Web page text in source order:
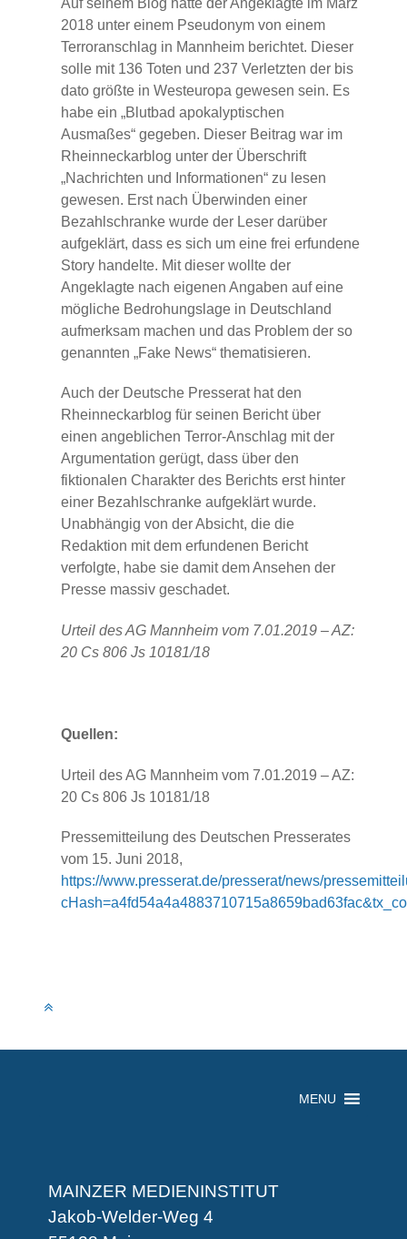
2018 unter einem Pseudonym von einem
Terroranschlag in Mannheim berichtet. Dieser
solle mit 136 Toten und 237 Verletzten der bis
dato größte in Westeuropa gewesen sein. Es
habe ein „Blutbad apokalyptischen
Ausmaßes“ gegeben. Dieser Beitrag war im
Rheinneckarblog unter der Überschrift
„Nachrichten und Informationen“ zu lesen
gewesen. Erst nach Überwinden einer
Bezahlschranke wurde der Leser darüber
aufgeklärt, dass es sich um eine frei erfundene
Story handelte. Mit dieser wollte der
Angeklagte nach eigenen Angaben auf eine
mögliche Bedrohungslage in Deutschland
aufmerksam machen und das Problem der so
genannten „Fake News“ thematisieren.
Auch der Deutsche Presserat hat den
Rheinneckarblog für seinen Bericht über
einen angeblichen Terror-Anschlag mit der
Argumentation gerügt, dass über den
fiktionalen Charakter des Berichts erst hinter
einer Bezahlschranke aufgeklärt wurde.
Unabhängig von der Absicht, die die
Redaktion mit dem erfundenen Bericht
verfolgte, habe sie damit dem Ansehen der
Presse massiv geschadet.
Urteil des AG Mannheim vom 7.01.2019 – AZ:
20 Cs 806 Js 10181/18
Quellen:
Urteil des AG Mannheim vom 7.01.2019 – AZ:
20 Cs 806 Js 10181/18
Pressemitteilung des Deutschen Presserates
vom 15. Juni 2018,
https://www.presserat.de/presserat/news/
MENU
MAINZER MEDIENINSTITUT
Jakob-Welder-Weg 4